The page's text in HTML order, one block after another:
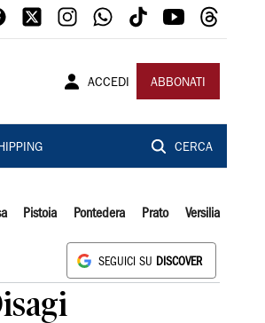
ACCEDI ABBONATI
CERCA
Pistoia Pontedera Prato Versilia
SEGUICI SU DISCOVER